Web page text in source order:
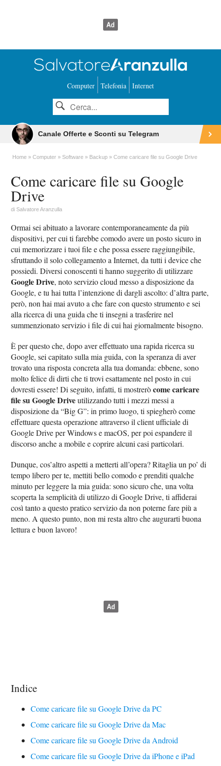
Computer Telefonia Internet
Canale Offerte e Sconti su Telegram
Home Computer Software Backup Come caricare file su Google Drive
Come caricare file su Google
Drive
diSalvatore Aranzulla
Ormai sei abituato a lavorare contemporaneamente da più
dispositivi, per cui ti farebbe comodo avere un posto sicuro in
cui memorizzare i tuoi file e che possa essere raggiungibile,
sfruttando il solo collegamento a Internet, da tutti i device che
possiedi. Diversi conoscenti ti hanno suggerito di utilizzare
Google Drive, noto servizio cloud messo a disposizione da
Google, e tu hai tutta l’intenzione di dargli ascolto: d’altra parte,
però, non hai mai avuto a che fare con questo strumento e sei
alla ricerca di una guida che ti insegni a trasferire nel
summenzionato servizio i file di cui hai giornalmente bisogno.
È per questo che, dopo aver effettuato una rapida ricerca su
Google, sei capitato sulla mia guida, con la speranza di aver
trovato una risposta concreta alla tua domanda: ebbene, sono
molto felice di dirti che ti trovi esattamente nel posto in cui
dovresti essere! Di seguito, infatti, ti mostreròcome caricare
file su Google Driveutilizzando tutti i mezzi messi a
disposizione da “Big G”: in primo luogo, ti spiegherò come
effettuare questa operazione attraverso il client ufficiale di
Google Drive per Windows e macOS, per poi espandere il
discorso anche a mobile e coprire alcuni casi particolari.
Dunque, cos’altro aspetti a metterti all’opera? Ritaglia un po’ di
tempo libero per te, mettiti bello comodo e prenditi qualche
minuto per leggere la mia guida: sono sicuro che, una volta
scoperta la semplicità di utilizzo di Google Drive, ti affiderai
così tanto a questo pratico servizio da non poterne fare più a
meno. A questo punto, non mi resta altro che augurarti buona
lettura e buon lavoro!
Indice
Come caricare file su Google Drive da PC
Come caricare file su Google Drive da Mac
Come caricare file su Google Drive da Android
Come caricare file su Google Drive da iPhone e iPad